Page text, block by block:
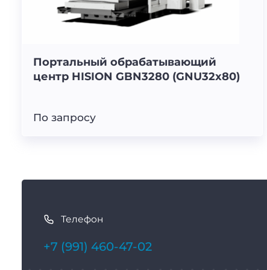
Портальный обрабатывающий
центр HISION GBN3280 (GNU32x80)
По запросу
Телефон
+7 (991) 460-47-02